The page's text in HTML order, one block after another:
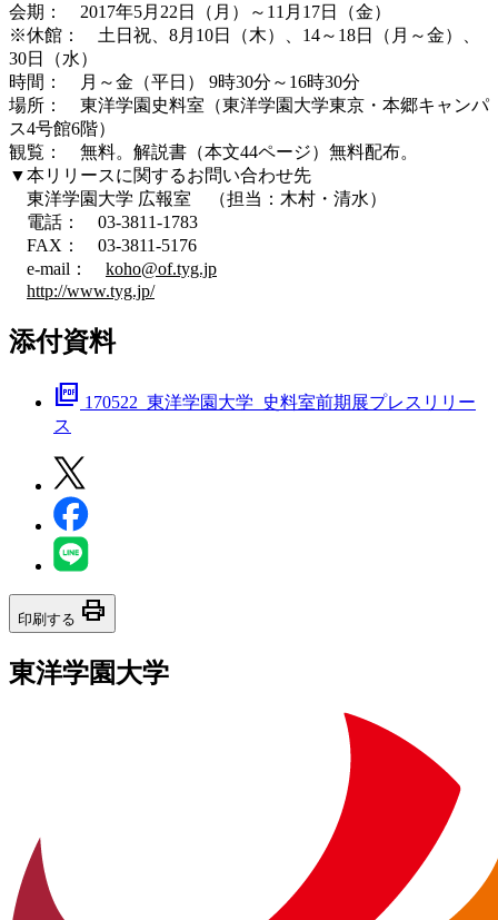
会期： 2017年5月22日（月）～11月17日（金）
※休館： 土日祝、8月10日（木）、14～18日（月～金）、
30日（水）
時間： 月～金（平日） 9時30分～16時30分
場所： 東洋学園史料室（東洋学園大学東京・本郷キャンパ
ス4号館6階）
観覧： 無料。解説書（本文44ページ）無料配布。
▼本リリースに関するお問い合わせ先
東洋学園大学 広報室 （担当：木村・清水）
電話： 03-3811-1783
FAX： 03-3811-5176
e-mail： koho@of.tyg.jp
http://www.tyg.jp/
添付資料
picture_as_pdf 170522_東洋学園大学_史料室前期展プレスリリー
ス
印刷する print
東洋学園大学